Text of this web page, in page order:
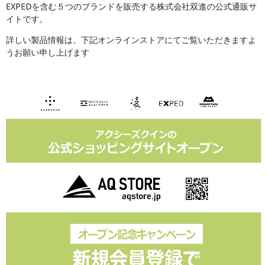
EXPEDを含む５つのブランドを販売する株式会社双進の公式通販サ
イトです。
詳しい製品情報は、下記オンラインストアにてご覧いただきますよ
うお願い申し上げます